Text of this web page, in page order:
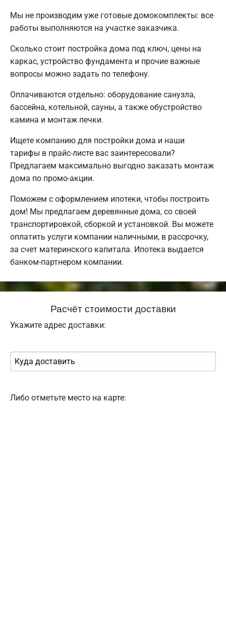
Мы не производим уже готовые домокомплекты: все
работы выполняются на участке заказчика.
Сколько стоит постройка дома под ключ, цены на
каркас, устройство фундамента и прочие важные
вопросы можно задать по телефону.
Оплачиваются отдельно: оборудование санузла,
бассейна, котельной, сауны, а также обустройство
камина и монтаж печки.
Ищете компанию для постройки дома и наши
тарифы в прайс-листе вас заинтересовали?
Предлагаем максимально выгодно заказать монтаж
дома по промо-акции.
Поможем с оформлением ипотеки, чтобы построить
дом! Мы предлагаем деревянные дома, со своей
транспортировкой, сборкой и установкой. Вы можете
оплатить услуги компании наличными, в рассрочку,
за счет материнского капитала. Ипотека выдается
банком-партнером компании.
Расчёт стоимости доставки
Укажите адрес доставки:
Либо отметьте место на карте: